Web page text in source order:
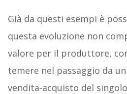
Già da questi esempi è
questa evoluzione non
valore per il produttore,
temere nel passaggio da
vendita-acquisto del